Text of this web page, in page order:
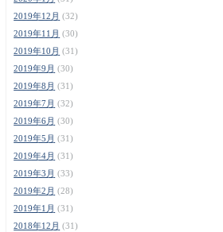
2019年12月 (32)
2019年11月 (30)
2019年10月 (31)
2019年9月 (30)
2019年8月 (31)
2019年7月 (32)
2019年6月 (30)
2019年5月 (31)
2019年4月 (31)
2019年3月 (33)
2019年2月 (28)
2019年1月 (31)
2018年12月 (31)